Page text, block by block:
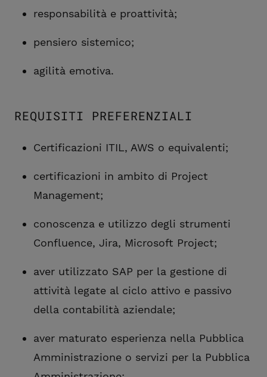
responsabilità e proattività;
pensiero sistemico;
agilità emotiva.
REQUISITI PREFERENZIALI
Certificazioni ITIL, AWS o equivalenti;
certificazioni in ambito di Project
Management;
conoscenza e utilizzo degli strumenti
Confluence, Jira, Microsoft Project;
aver utilizzato SAP per la gestione di
attività legate al ciclo attivo e passivo
della contabilità aziendale;
aver maturato esperienza nella Pubblica
Amministrazione o servizi per la Pubblica